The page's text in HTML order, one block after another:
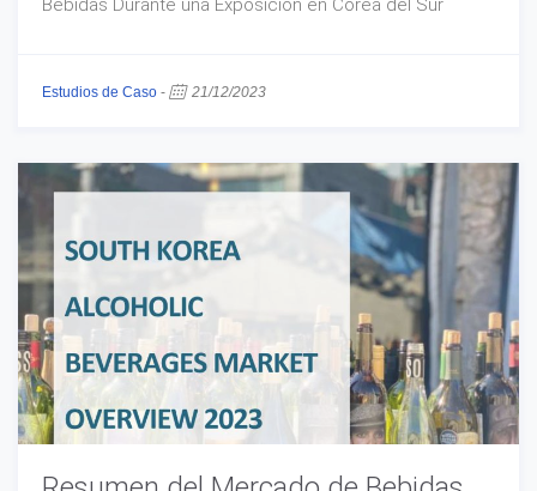
Bebidas Durante una Exposición en Corea del Sur
Estudios de Caso - 21/12/2023